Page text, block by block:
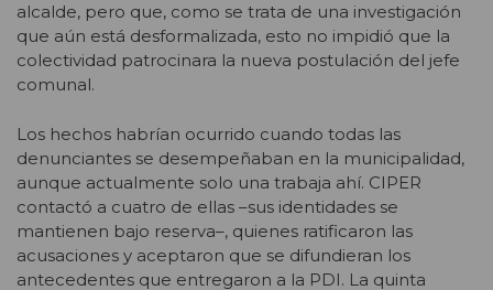
alcalde, pero que, como se trata de una investigación
que aún está desformalizada, esto no impidió que la
colectividad patrocinara la nueva postulación del jefe
comunal.
Los hechos habrían ocurrido cuando todas las
denunciantes se desempeñaban en la municipalidad,
aunque actualmente solo una trabaja ahí. CIPER
contactó a cuatro de ellas –sus identidades se
mantienen bajo reserva–, quienes ratificaron las
acusaciones y aceptaron que se difundieran los
antecedentes que entregaron a la PDI. La quinta